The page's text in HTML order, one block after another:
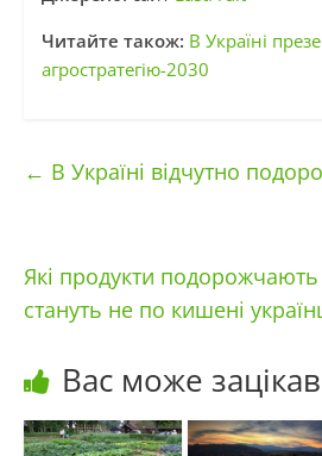
Читайте також: В Україні
агростратегію-2030
← В Україні відчутно
Які продукти подорожчають
стануть не по кишені
Вас може